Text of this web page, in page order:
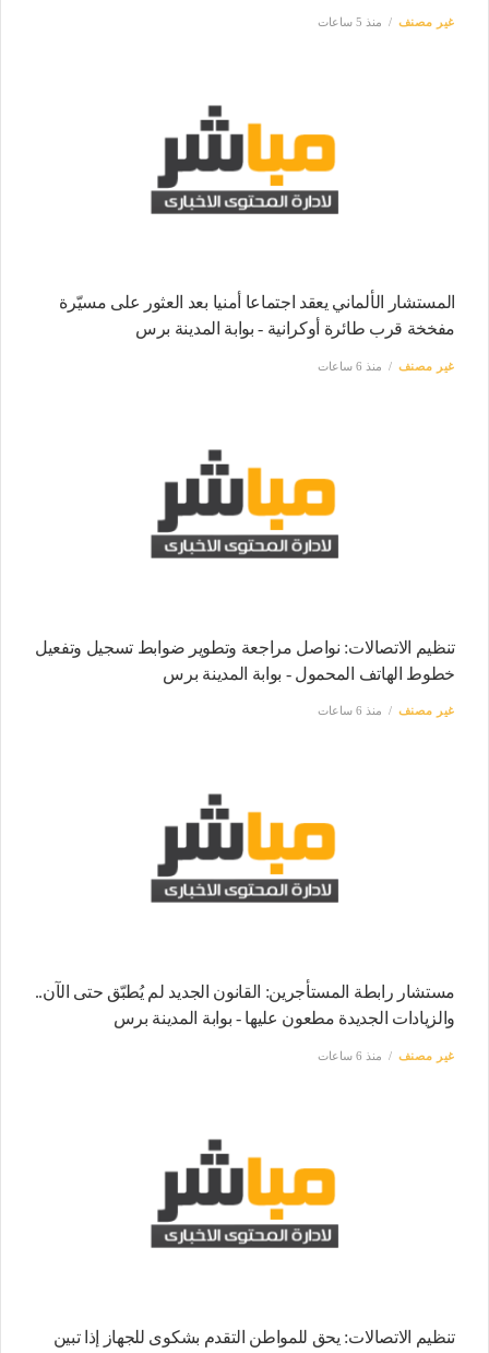
غير مصنف منذ 5 ساعات
المستشار الألماني يعقد اجتماعا أمنيا بعد العثور على مسيّرة
مفخخة قرب طائرة أوكرانية - بوابة المدينة برس
غير مصنف منذ 6 ساعات
تنظيم الاتصالات: نواصل مراجعة وتطوير ضوابط تسجيل وتفعيل
خطوط الهاتف المحمول - بوابة المدينة برس
غير مصنف منذ 6 ساعات
مستشار رابطة المستأجرين: القانون الجديد لم يُطبّق حتى الآن..
والزيادات الجديدة مطعون عليها - بوابة المدينة برس
غير مصنف منذ 6 ساعات
تنظيم الاتصالات: يحق للمواطن التقدم بشكوى للجهاز إذا تبين